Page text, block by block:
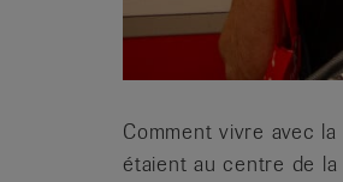
Comment vivre avec
étaient au centre de la